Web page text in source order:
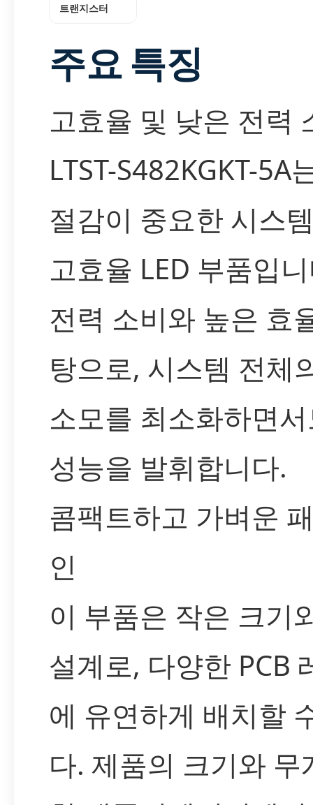
트랜지스터
주요 특징
고효율 및 낮은 전력
LTST-S482KGKT-5A
절감이 중요한 시스
고효율 LED 부품입
전력 소비와 높은 효
탕으로, 시스템 전체
소모를 최소화하면
성능을 발휘합니다.
콤팩트하고 가벼운
인
이 부품은 작은 크기
설계로, 다양한 PCB
에 유연하게 배치할
다. 제품의 크기와 무